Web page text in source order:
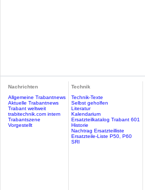
Nachrichten
Allgemeine Trabantnews
Aktuelle Trabantnews
Trabant weltweit
trabitechnik.com intern
Trabantszene
Vorgestellt
Technik
Technik-Texte
Selbst geholfen
Literatur
Kalendarium
Ersatzteilkatalog Trabant 601
Historie
Nachtrag Ersatzteilliste
Ersatzteile-Liste P50, P60
SRI